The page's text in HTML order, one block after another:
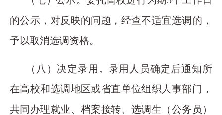
的公示，对反映的问题，经查不适宜选调的，
予以取消选调资格。
（八）决定录用。录用人员确定后通知所
在高校和选调地区或省直单位组织人事部门，
共同办理就业、档案接转、选调生（公务员）